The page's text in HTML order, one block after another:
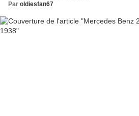
Par oldiesfan67